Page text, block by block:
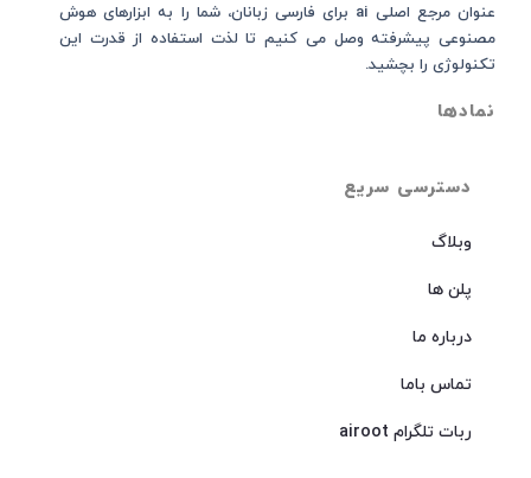
دسترسی سریع
وبلاگ
پلن ها
درباره ما
تماس باما
ربات تلگرام airoot
عنوان مرجع اصلی ai برای فارسی زبانان، شما را به ابزارهای هوش
مصنوعی پیشرفته وصل می کنیم تا لذت استفاده از قدرت این
تکنولوژی را بچشید.
نمادها